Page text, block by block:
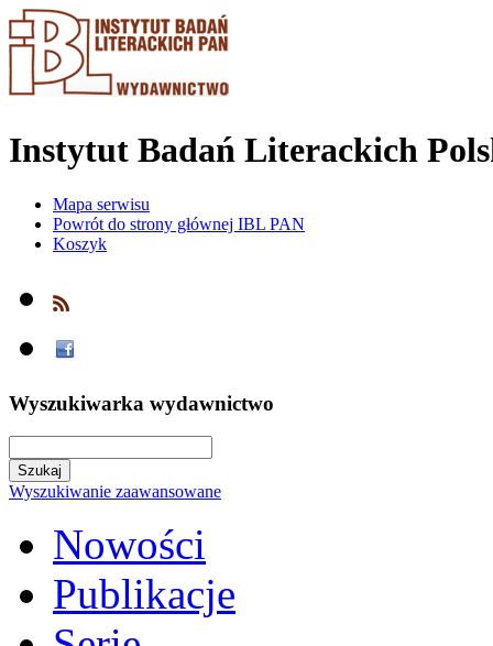
Instytut Badań Literackich
Mapa serwisu
Powrót do strony głównej IBL PAN
Koszyk
Wyszukiwarka wydawnictwo
Wyszukiwanie zaawansowane
Nowości
Publikacje